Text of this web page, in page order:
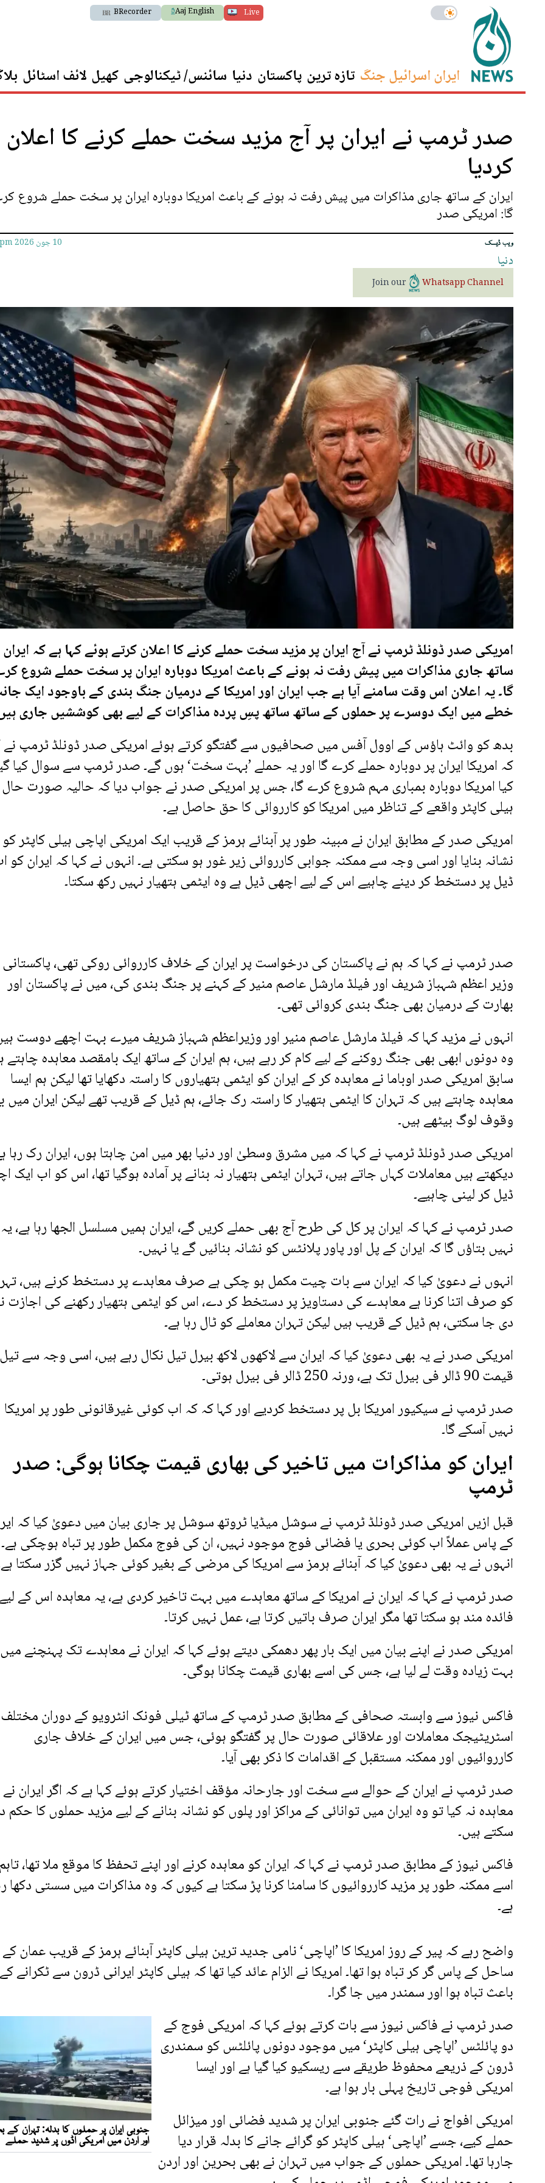
Live
Aaj English
BRecorder
ایران اسرائیل جنگ تازہ ترین پاکستان دنیا سائنس/ ٹیکنالوجی کھیل لائف اسٹائل
صدر ٹرمپ نے ایران پر آج مزید سخت حملے کرنے کا اعلان
کردیا
ایران کے ساتھ جاری مذاکرات میں پیش رفت نہ ہونے کے باعث امریکا دوبارہ ایران پر سخت حملے شروع
گا: امریکی صدر
ویب ڈیسک 10 جون 2026
دنیا
Join our Whatsapp Channel
امریکی صدر ڈونلڈ ٹرمپ نے آج ایران پر مزید سخت حملے کرنے کا اعلان کرتے ہوئے کہا ہے کہ
ساتھ جاری مذاکرات میں پیش رفت نہ ہونے کے باعث امریکا دوبارہ ایران پر سخت حملے شروع
گا۔ یہ اعلان اس وقت سامنے آیا ہے جب ایران اور امریکا کے درمیان جنگ بندی کے باوجود ایک
خطے میں ایک دوسرے پر حملوں کے ساتھ ساتھ پسِ پردہ مذاکرات کے لیے بھی کوششیں جاری
بدھ کو وائٹ ہاؤس کے اوول آفس میں صحافیوں سے گفتگو کرتے ہوئے امریکی صدر ڈونلڈ ٹرمپ نے
کہ امریکا ایران پر دوبارہ حملے کرے گا اور یہ حملے ’بہت سخت‘ ہوں گے۔ صدر ٹرمپ سے سوال کیا
کیا امریکا دوبارہ بمباری مہم شروع کرے گا، جس پر امریکی صدر نے جواب دیا کہ حالیہ صورت حال
ہیلی کاپٹر واقعے کے تناظر میں امریکا کو کارروائی کا حق حاصل ہے۔
امریکی صدر کے مطابق ایران نے مبینہ طور پر آبنائے ہرمز کے قریب ایک امریکی اپاچی ہیلی کاپٹر کو
نشانہ بنایا اور اسی وجہ سے ممکنہ جوابی کارروائی زیر غور ہو سکتی ہے۔ انہوں نے کہا کہ ایران کو
ڈیل پر دستخط کر دینے چاہیے اس کے لیے اچھی ڈیل ہے وہ ایٹمی ہتھیار نہیں رکھ سکتا۔
صدر ٹرمپ نے کہا کہ ہم نے پاکستان کی درخواست پر ایران کے خلاف کارروائی روکی تھی، پاکستانی
وزیر اعظم شہباز شریف اور فیلڈ مارشل عاصم منیر کے کہنے پر جنگ بندی کی، میں نے پاکستان اور
بھارت کے درمیان بھی جنگ بندی کروائی تھی۔
انہوں نے مزید کہا کہ فیلڈ مارشل عاصم منیر اور وزیراعظم شہباز شریف میرے بہت اچھے دوست
وہ دونوں ابھی بھی جنگ روکنے کے لیے کام کر رہے ہیں، ہم ایران کے ساتھ ایک بامقصد معاہدہ چاہتے
سابق امریکی صدر اوباما نے معاہدہ کر کے ایران کو ایٹمی ہتھیاروں کا راستہ دکھایا تھا لیکن ہم ایسا
معاہدہ چاہتے ہیں کہ تہران کا ایٹمی ہتھیار کا راستہ رک جائے، ہم ڈیل کے قریب تھے لیکن ایران میں
وقوف لوگ بیٹھے ہیں۔
امریکی صدر ڈونلڈ ٹرمپ نے کہا کہ میں مشرق وسطیٰ اور دنیا بھر میں امن چاہتا ہوں، ایران رک رہا
دیکھتے ہیں معاملات کہاں جاتے ہیں، تہران ایٹمی ہتھیار نہ بنانے پر آمادہ ہوگیا تھا، اس کو اب ایک
ڈیل کر لینی چاہیے۔
صدر ٹرمپ نے کہا کہ ایران پر کل کی طرح آج بھی حملے کریں گے، ایران ہمیں مسلسل الجھا رہا ہے، یہ
نہیں بتاؤں گا کہ ایران کے پل اور پاور پلانٹس کو نشانہ بنائیں گے یا نہیں۔
انہوں نے دعویٰ کیا کہ ایران سے بات چیت مکمل ہو چکی ہے صرف معاہدے پر دستخط کرنے ہیں،
کو صرف اتنا کرنا ہے معاہدے کی دستاویز پر دستخط کر دے، اس کو ایٹمی ہتھیار رکھنے کی اجازت
دی جا سکتی، ہم ڈیل کے قریب ہیں لیکن تہران معاملے کو ٹال رہا ہے۔
امریکی صدر نے یہ بھی دعویٰ کیا کہ ایران سے لاکھوں لاکھ بیرل تیل نکال رہے ہیں، اسی وجہ سے
قیمت 90 ڈالر فی بیرل تک ہے، ورنہ 250 ڈالر فی بیرل ہوتی۔
صدر ٹرمپ نے سیکیور امریکا بل پر دستخط کردیے اور کہا کہ کہ اب کوئی غیرقانونی طور پر امریکا
نہیں آسکے گا۔
ایران کو مذاکرات میں تاخیر کی بھاری قیمت چکانا ہوگی: صدر
ٹرمپ
قبل ازیں امریکی صدر ڈونلڈ ٹرمپ نے سوشل میڈیا ٹروتھ سوشل پر جاری بیان میں دعویٰ کیا کہ
کے پاس عملاً اب کوئی بحری یا فضائی فوج موجود نہیں، ان کی فوج مکمل طور پر تباہ ہوچکی ہے۔
انہوں نے یہ بھی دعویٰ کیا کہ آبنائے ہرمز سے امریکا کی مرضی کے بغیر کوئی جہاز نہیں گزر سکتا
صدر ٹرمپ نے کہا کہ ایران نے امریکا کے ساتھ معاہدے میں بہت تاخیر کردی ہے، یہ معاہدہ اس کے
فائدہ مند ہو سکتا تھا مگر ایران صرف باتیں کرتا ہے، عمل نہیں کرتا۔
امریکی صدر نے اپنے بیان میں ایک بار پھر دھمکی دیتے ہوئے کہا کہ ایران نے معاہدے تک پہنچنے میں
بہت زیادہ وقت لے لیا ہے، جس کی اسے بھاری قیمت چکانا ہوگی۔
فاکس نیوز سے وابستہ صحافی کے مطابق صدر ٹرمپ کے ساتھ ٹیلی فونک انٹرویو کے دوران مختلف
اسٹریٹیجک معاملات اور علاقائی صورت حال پر گفتگو ہوئی، جس میں ایران کے خلاف جاری
کارروائیوں اور ممکنہ مستقبل کے اقدامات کا ذکر بھی آیا۔
صدر ٹرمپ نے ایران کے حوالے سے سخت اور جارحانہ مؤقف اختیار کرتے ہوئے کہا ہے کہ اگر ایران نے
معاہدہ نہ کیا تو وہ ایران میں توانائی کے مراکز اور پلوں کو نشانہ بنانے کے لیے مزید حملوں کا
سکتے ہیں۔
فاکس نیوز کے مطابق صدر ٹرمپ نے کہا کہ ایران کو معاہدہ کرنے اور اپنے تحفظ کا موقع ملا تھا،
اسے ممکنہ طور پر مزید کارروائیوں کا سامنا کرنا پڑ سکتا ہے کیوں کہ وہ مذاکرات میں سستی دکھا
ہے۔
واضح رہے کہ پیر کے روز امریکا کا ’اپاچی‘ نامی جدید ترین ہیلی کاپٹر آبنائے ہرمز کے قریب عمان کے
ساحل کے پاس گر کر تباہ ہوا تھا۔ امریکا نے الزام عائد کیا تھا کہ ہیلی کاپٹر ایرانی ڈرون سے ٹکرانے کے
باعث تباہ ہوا اور سمندر میں جا گرا۔
صدر ٹرمپ نے فاکس نیوز سے بات کرتے ہوئے کہا کہ امریکی فوج کے
دو پائلٹس ’اپاچی ہیلی کاپٹر‘ میں موجود دونوں پائلٹس کو سمندری
ڈرون کے ذریعے محفوظ طریقے سے ریسکیو کیا گیا ہے اور ایسا
امریکی فوجی تاریخ پہلی بار ہوا ہے۔
امریکی افواج نے رات گئے جنوبی ایران پر شدید فضائی اور میزائل
حملے کیے، جسے ’اپاچی‘ ہیلی کاپٹر کو گرائے جانے کا بدلہ قرار دیا
جارہا تھا۔ امریکی حملوں کے جواب میں تہران نے بھی بحرین اور اردن